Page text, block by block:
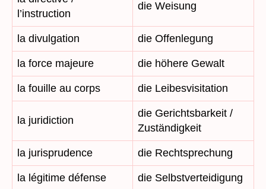
l’instruction
die Weisung
la divulgation die Offenlegung
la force majeure die höhere Gewalt
la fouille au corps die Leibesvisitation
la juridiction
die Gerichtsbarkeit /
Zuständigkeit
la jurisprudence die Rechtsprechung
la légitime défense die Selbstverteidigung